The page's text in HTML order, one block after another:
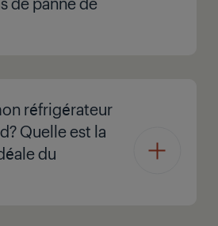
réfrigérateur
Quelle est la
du